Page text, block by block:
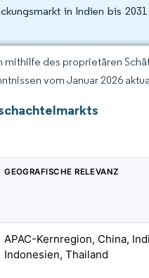
in Indien bis
des proprietären
vom Januar 2026
GEOGRAFISCHE RELEVANZ
APAC-Kernregion, China,
Indonesien, Thailand